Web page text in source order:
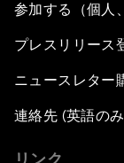
参加する（個人
プレスリリース
ニュースレター
連絡先 (英語の
リンク